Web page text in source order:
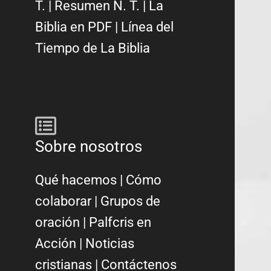
T. Resumen N. T.
La
Biblia en PDF
Línea del
Tiempo de La Biblia
Sobre nosotros
Qué hacemos | Cómo
colaborar| Grupos de
oración | Palfcris en
Acción | Noticias
cristianas | Contáctenos